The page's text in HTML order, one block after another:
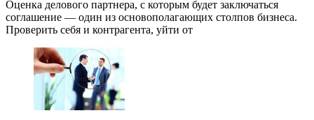
Оценка делового партнера, с которым будет заключаться
соглашение — один из основополагающих столпов бизнеса.
Проверить себя и контрагента, уйти от